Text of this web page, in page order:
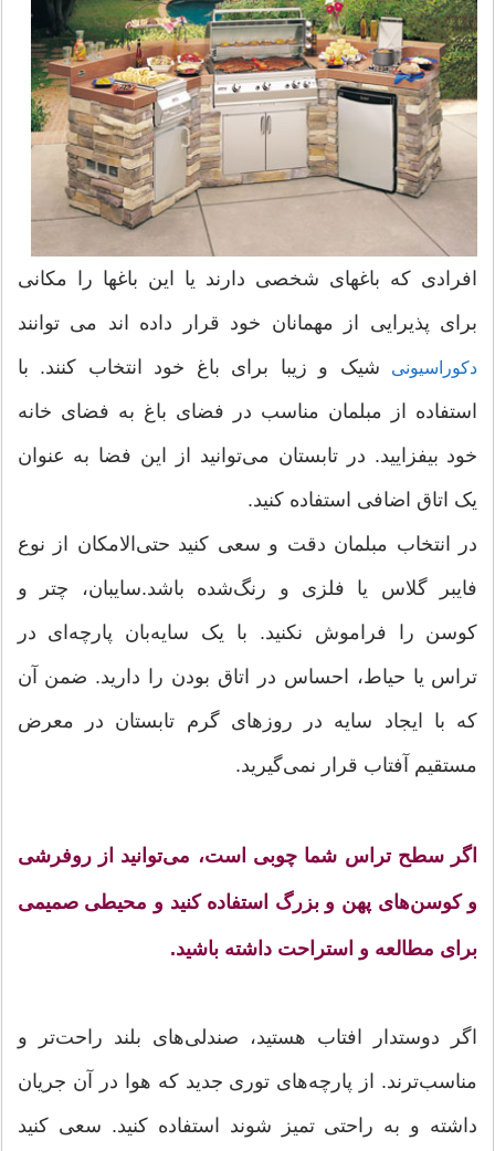
افرادی که باغهای شخصی دارند یا این باغها را مکانی
برای پذیرایی از مهمانان خود قرار داده اند می توانند
دکوراسیونی
شیک و زیبا برای باغ خود انتخاب کنند. با
استفاده از مبلمان مناسب در فضای باغ به فضای خانه
خود بیفزایید. در تابستان می‌توانید از این فضا به عنوان
یک اتاق اضافی استفاده کنید.
در انتخاب مبلمان دقت و سعی کنید حتی‌الامکان از نوع
فایبر گلاس یا فلزی و رنگ‌شده باشد.سایبان، چتر و
کوسن را فراموش نکنید. با یک سایه‌بان پارچه‌ای در
تراس یا حیاط، احساس در اتاق بودن را دارید. ضمن آن
که با ایجاد سایه در روزهای گرم تابستان در معرض
مستقیم آفتاب قرار نمی‌گیرید.
اگر سطح تراس شما چوبی است، می‌توانید از روفرشی
و کوسن‌های پهن و بزرگ استفاده کنید و محیطی صمیمی
برای مطالعه و استراحت داشته باشید.
اگر دوستدار افتاب هستید، صندلی‌های بلند راحت‌تر و
مناسب‌ترند. از پارچه‌های توری جدید که هوا در آن جریان
داشته و به راحتی تمیز شوند استفاده کنید. سعی کنید